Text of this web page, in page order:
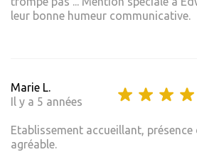
leur bonne humeur communicative.
Marie L.
Il y a 5 années
Etablissement accueillant,
agréable.